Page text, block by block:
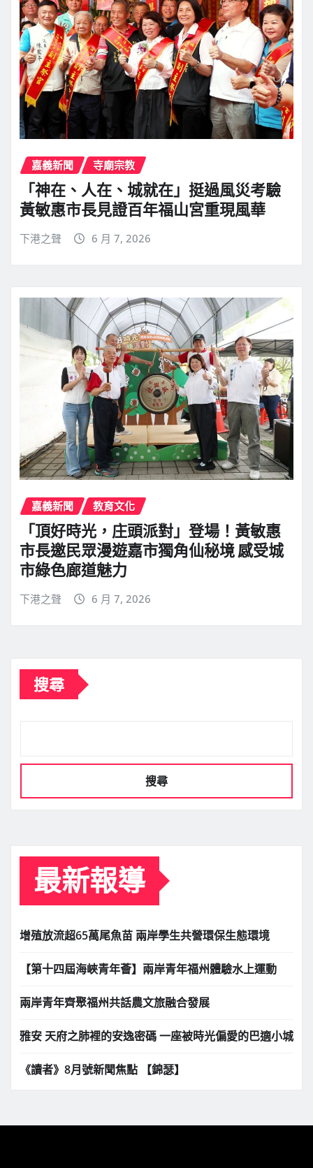
嘉義新聞 寺廟宗教
「神在、人在、城就在」挺過風災考驗
黃敏惠市長見證百年福山宮重現風華
下港之聲 6 月 7, 2026
嘉義新聞 教育文化
「頂好時光，庄頭派對」登場！黃敏惠
市長邀民眾漫遊嘉市獨角仙秘境 感受城
市綠色廊道魅力
下港之聲 6 月 7, 2026
搜尋
搜尋
最新報導
增殖放流超65萬尾魚苗 兩岸學生共營環保生態環境
【第十四屆海峽青年薈】兩岸青年福州體驗水上運動
兩岸青年齊聚福州共話農文旅融合發展
雅安 天府之肺裡的安逸密碼 一座被時光偏愛的巴適小城
《讀者》8月號新聞焦點 【錦瑟】